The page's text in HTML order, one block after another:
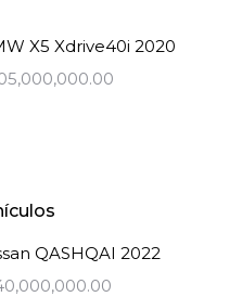
X5 Xdrive40i 2020
QASHQAI 2022